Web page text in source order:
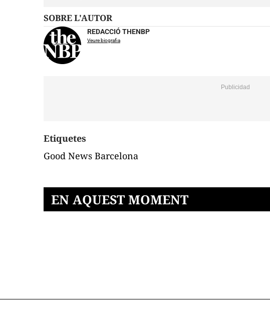
SOBRE L'AUTOR
REDACCIÓ THENBP
Veure biografia
Etiquetes
Good News Barcelona
EN AQUEST MOMENT